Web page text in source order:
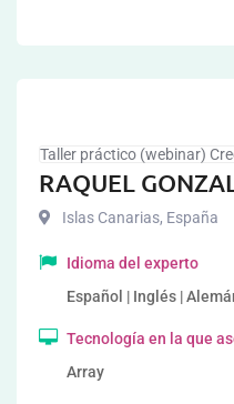
Taller práctico (webinar)
RAQUEL
Islas Canarias, España
Idioma del experto
Español | Inglés |
Tecnología en la que
Array